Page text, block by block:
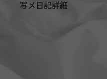
写メ日記詳細